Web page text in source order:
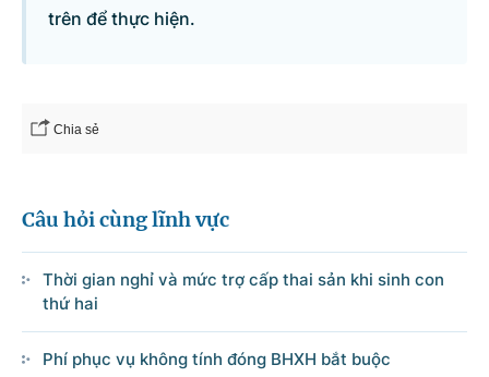
trên để thực hiện.
Chia sẻ
Câu hỏi cùng lĩnh vực
Thời gian nghỉ và mức trợ cấp thai sản khi sinh con
thứ hai
Phí phục vụ không tính đóng BHXH bắt buộc